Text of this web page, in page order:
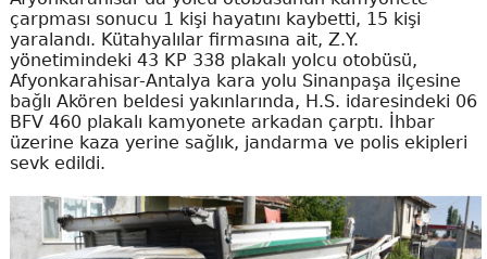
çarpması sonucu 1 kişi hayatını kaybetti, 15 kişi
yaralandı. Kütahyalılar firmasına ait, Z.Y.
yönetimindeki 43 KP 338 plakalı yolcu otobüsü,
Afyonkarahisar-Antalya kara yolu Sinanpaşa ilçesine
bağlı Akören beldesi yakınlarında, H.S. idaresindeki 06
BFV 460 plakalı kamyonete arkadan çarptı. İhbar
üzerine kaza yerine sağlık, jandarma ve polis ekipleri
sevk edildi.